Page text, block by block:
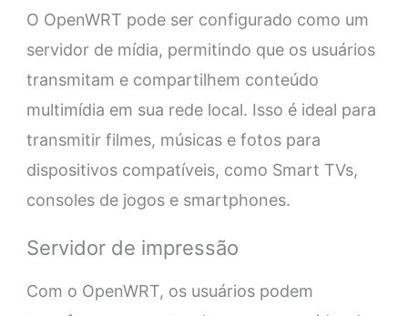
O OpenWRT pode ser configurado como um
servidor de mídia, permitindo que os usuários
transmitam e compartilhem conteúdo
multimídia em sua rede local. Isso é ideal para
transmitir filmes, músicas e fotos para
dispositivos compatíveis, como Smart TVs,
consoles de jogos e smartphones.
Servidor de impressão
Com o OpenWRT, os usuários podem